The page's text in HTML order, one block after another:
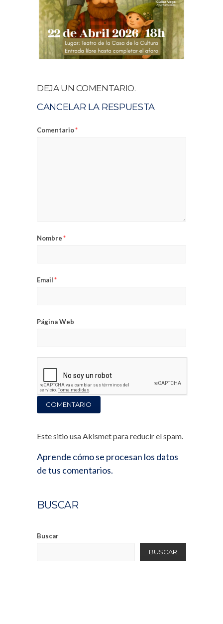
DEJA UN COMENTARIO.
CANCELAR LA RESPUESTA
Comentario*
Nombre*
Email*
Página Web
Este sitio usa Akismet para reducir el spam.
Aprende cómo se procesan los datos
de tus comentarios.
BUSCAR
Buscar
BUSCAR